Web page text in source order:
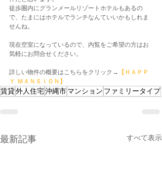
徒歩圏内にグランメールリゾートホテルもあるの
で、たまにはホテルでランチなんていいかもしれま
せんね。
現在空室になっているので、内覧をご希望の方はお
気軽にお問合せください。
詳しい物件の概要はこちらをクリック→ 【ＨＡＰＰ
Ｙ ＭＡＮＳＩＯＮ】
賃貸外人住宅沖縄市マンション ファミリータイプ
最新記事 すべて表示